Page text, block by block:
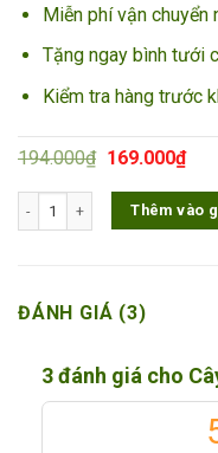
Miễn phí vận chuyển
Tặng ngay bình tưới
Kiểm tra hàng trước
194.000₫ Giá
là:
194.000₫.
169.000₫Giá
hiện
tại
là:
Cây Trường Sinh số lượng
Thêm vào
ĐÁNH GIÁ (3)
3 đánh giá cho